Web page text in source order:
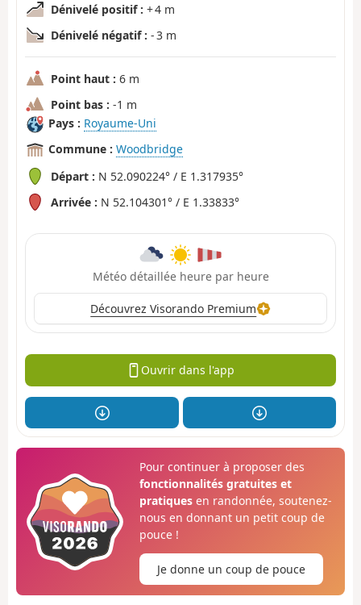
Dénivelé positif : + 4 m
Dénivelé négatif : - 3 m
Point haut : 6 m
Point bas : -1 m
Pays : Royaume-Uni
Commune : Woodbridge
Départ : N 52.090224° / E 1.317935°
Arrivée : N 52.104301° / E 1.33833°
Météo détaillée heure par heure
Découvrez Visorando Premium
Ouvrir dans l'app
Pour continuer à proposer des
fonctionnalités gratuites et
pratiquesen randonnée, soutenez-
nous en donnant un petit coup de
pouce !
Je donne un coup de pouce